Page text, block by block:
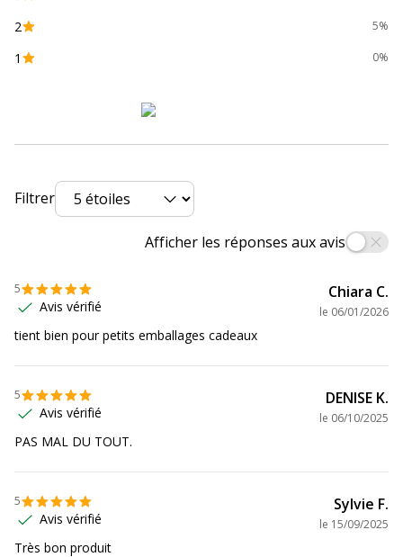
Référence produit
Données logistiques
Quantité emballée 1
2 5%
1 0%
Filtrer
Afficher les réponses aux avis
5
Avis vérifié
Chiara C.
le 06/01/2026
tient bien pour petits emballages cadeaux
5
Avis vérifié
DENISE K.
le 06/10/2025
PAS MAL DU TOUT.
5
Avis vérifié
Sylvie F.
le 15/09/2025
Très bon produit